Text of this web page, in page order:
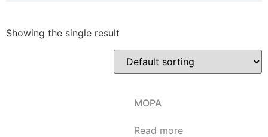
Showing the single result
MOPA
Read more